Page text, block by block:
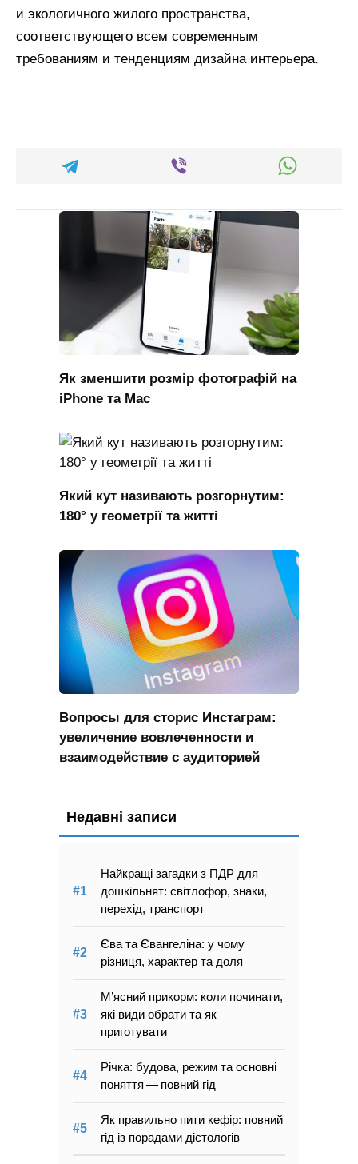
и экологичного жилого пространства,
соответствующего всем современным
требованиям и тенденциям дизайна интерьера.
Як зменшити розмір фотографій на
iPhone та Mac
Який кут називають розгорнутим:
180° у геометрії та житті
Вопросы для сторис Инстаграм:
увеличение вовлеченности и
взаимодействие с аудиторией
Недавні записи
Найкращі загадки з ПДР для
дошкільнят: світлофор, знаки,
перехід, транспорт
Єва та Євангеліна: у чому
різниця, характер та доля
М’ясний прикорм: коли починати,
які види обрати та як
приготувати
Річка: будова, режим та основні
поняття — повний гід
Як правильно пити кефір: повний
гід із порадами дієтологів